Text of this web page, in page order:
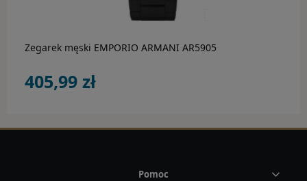
Zegarek męski EMPORIO ARMANI AR5905
405,99 zł
Pomoc